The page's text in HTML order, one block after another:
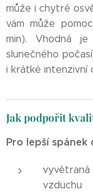
může i chytré
vám může
min). Vhodná
slunečného
i krátké intenzivní
Jak podpořit
Pro lepší spánek
vzduchu